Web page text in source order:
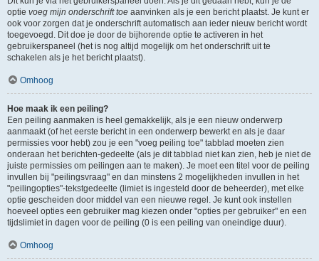
optie voeg mijn onderschrift toe aanvinken als je een bericht plaatst. Je kunt er
ook voor zorgen dat je onderschrift automatisch aan ieder nieuw bericht wordt
toegevoegd. Dit doe je door de bijhorende optie te activeren in het
gebruikerspaneel (het is nog altijd mogelijk om het onderschrift uit te
schakelen als je het bericht plaatst).
Omhoog
Hoe maak ik een peiling?
Een peiling aanmaken is heel gemakkelijk, als je een nieuw onderwerp
aanmaakt (of het eerste bericht in een onderwerp bewerkt en als je daar
permissies voor hebt) zou je een "voeg peiling toe" tabblad moeten zien
onderaan het berichten-gedeelte (als je dit tabblad niet kan zien, heb je niet de
juiste permissies om peilingen aan te maken). Je moet een titel voor de peiling
invullen bij "peilingsvraag" en dan minstens 2 mogelijkheden invullen in het
"peilingopties"-tekstgedeelte (limiet is ingesteld door de beheerder), met elke
optie gescheiden door middel van een nieuwe regel. Je kunt ook instellen
hoeveel opties een gebruiker mag kiezen onder "opties per gebruiker" en een
tijdslimiet in dagen voor de peiling (0 is een peiling van oneindige duur).
Omhoog